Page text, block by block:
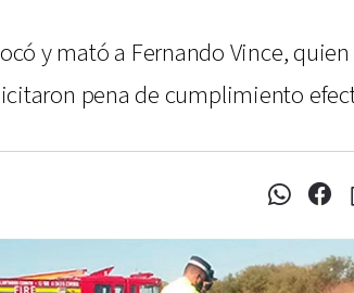
y mató a Fernando Vince,
pena de cumplimiento